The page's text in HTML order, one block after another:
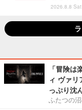
2026.8.8
「冒険
ィ ヴァ
っぷり沈
ふたつの